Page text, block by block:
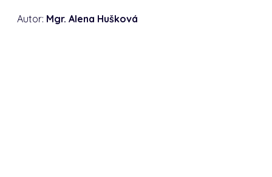
Autor: Mgr. Alena Hušková